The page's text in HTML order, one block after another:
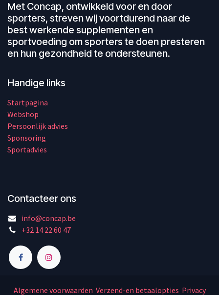
Met Concap, ontwikkeld voor en door
sporters, streven wij voortdurend naar de
best werkende supplementen en
sportvoeding om sporters te doen presteren
en hun gezondheid te ondersteunen.
Handige links
Startpagina
Webshop
Persoonlijk advies
Sponsoring
Sportadvies
Contacteer ons
info@concap.be
+32 14 22 60 47
Algemene voorwaarden Verzend-en betaalopties Privacy